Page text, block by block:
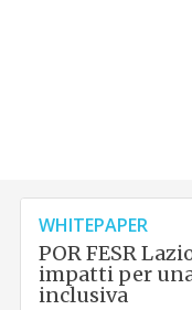
WHITEPAPER
POR FESR
impatti per
inclusiva